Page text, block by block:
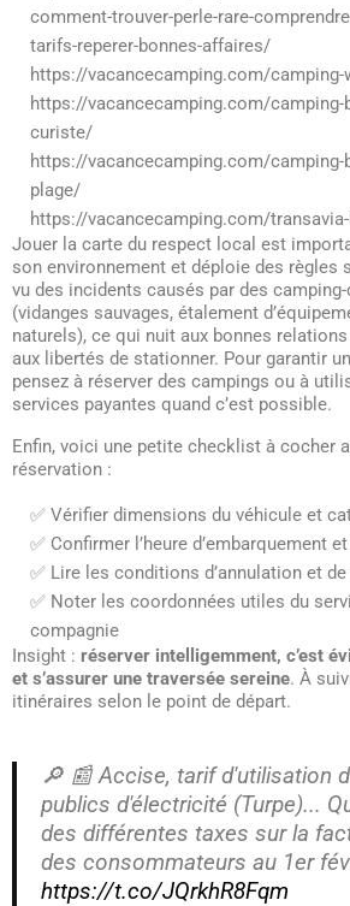
comment-trouver-perle-rare-
tarifs-reperer-bonnes-affaires/
https://vacancecamping.com/
https://vacancecamping.com/camping-
curiste/
https://vacancecamping.com/camping-
plage/
https://vacancecamping.com/
Jouer la carte du respect local est
son environnement et déploie des règles
vu des incidents causés par des
(vidanges sauvages, étalement
naturels), ce qui nuit aux bonnes
aux libertés de stationner. Pour garantir
pensez à réserver des campings ou à
services payantes quand c’est possible.
Enfin, voici une petite checklist à cocher
réservation :
✅ Vérifier dimensions du véhicule et
✅ Confirmer l’heure d’embarquement et
✅ Lire les conditions d’annulation et
✅ Noter les coordonnées utiles du
compagnie
Insight : réserver intelligemment, c’est
et s’assurer une traversée sereine. À
itinéraires selon le point de départ.
🔎 📰 Accise, tarif d'utilisation
publics d'électricité (Turpe)...
des différentes taxes sur la
des consommateurs au 1er
https://t.co/JQrkhR8Fqm